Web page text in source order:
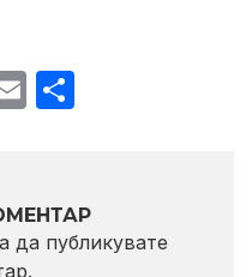
Email
да публикувате